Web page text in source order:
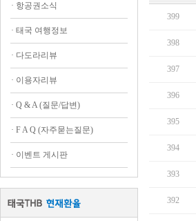
· 항공권소식
· 태국 여행정보
· 다도라리뷰
· 이용자리뷰
· Q & A (질문/답변)
· F A Q (자주묻는질문)
· 이벤트 게시판
399
398
397
396
395
394
393
392